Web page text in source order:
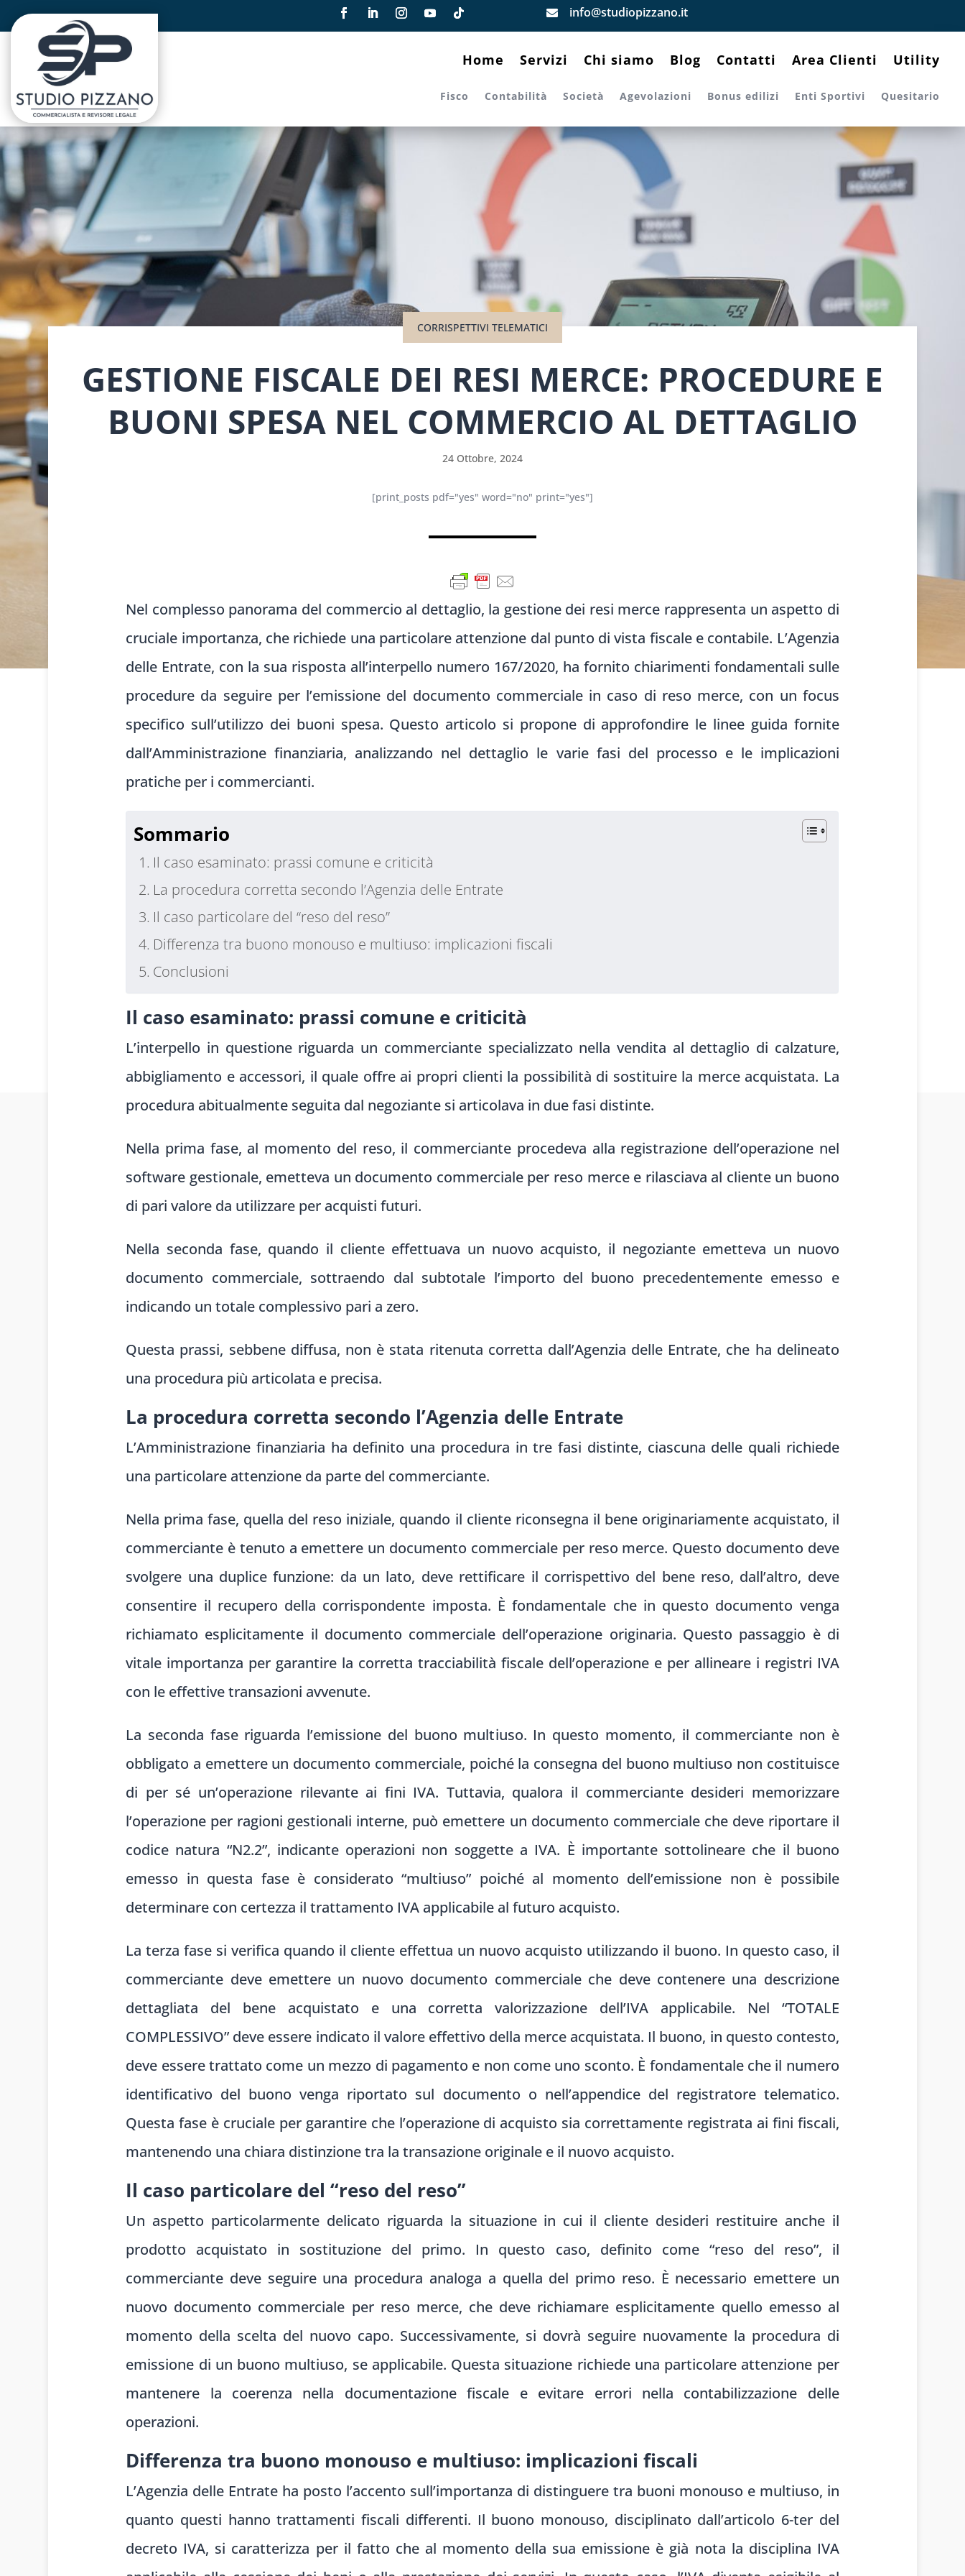
 info@studiopizzano.it
Home Servizi Chi siamo Blog Contatti Area Clienti Utility
Fisco Contabilità Società Agevolazioni Bonus edilizi Enti Sportivi Quesitario
CORRISPETTIVI TELEMATICI
GESTIONE FISCALE DEI RESI MERCE: PROCEDURE E
BUONI SPESA NEL COMMERCIO AL DETTAGLIO
24 Ottobre, 2024
[print_posts pdf="yes" word="no" print="yes"]
Nel complesso panorama del commercio al dettaglio, la gestione dei resi merce rappresenta un aspetto di
cruciale importanza, che richiede una particolare attenzione dal punto di vista fiscale e contabile. L’Agenzia
delle Entrate, con la sua risposta all’interpello numero 167/2020, ha fornito chiarimenti fondamentali sulle
procedure da seguire per l’emissione del documento commerciale in caso di reso merce, con un focus
specifico sull’utilizzo dei buoni spesa. Questo articolo si propone di approfondire le linee guida fornite
dall’Amministrazione finanziaria, analizzando nel dettaglio le varie fasi del processo e le implicazioni
pratiche per i commercianti.
Sommario
Il caso esaminato: prassi comune e criticità
La procedura corretta secondo l’Agenzia delle Entrate
Il caso particolare del “reso del reso”
Differenza tra buono monouso e multiuso: implicazioni fiscali
Conclusioni
Il caso esaminato: prassi comune e criticità
L’interpello in questione riguarda un commerciante specializzato nella vendita al dettaglio di calzature,
abbigliamento e accessori, il quale offre ai propri clienti la possibilità di sostituire la merce acquistata. La
procedura abitualmente seguita dal negoziante si articolava in due fasi distinte.
Nella prima fase, al momento del reso, il commerciante procedeva alla registrazione dell’operazione nel
software gestionale, emetteva un documento commerciale per reso merce e rilasciava al cliente un buono
di pari valore da utilizzare per acquisti futuri.
Nella seconda fase, quando il cliente effettuava un nuovo acquisto, il negoziante emetteva un nuovo
documento commerciale, sottraendo dal subtotale l’importo del buono precedentemente emesso e
indicando un totale complessivo pari a zero.
Questa prassi, sebbene diffusa, non è stata ritenuta corretta dall’Agenzia delle Entrate, che ha delineato
una procedura più articolata e precisa.
La procedura corretta secondo l’Agenzia delle Entrate
L’Amministrazione finanziaria ha definito una procedura in tre fasi distinte, ciascuna delle quali richiede
una particolare attenzione da parte del commerciante.
Nella prima fase, quella del reso iniziale, quando il cliente riconsegna il bene originariamente acquistato, il
commerciante è tenuto a emettere un documento commerciale per reso merce. Questo documento deve
svolgere una duplice funzione: da un lato, deve rettificare il corrispettivo del bene reso, dall’altro, deve
consentire il recupero della corrispondente imposta. È fondamentale che in questo documento venga
richiamato esplicitamente il documento commerciale dell’operazione originaria. Questo passaggio è di
vitale importanza per garantire la corretta tracciabilità fiscale dell’operazione e per allineare i registri IVA
con le effettive transazioni avvenute.
La seconda fase riguarda l’emissione del buono multiuso. In questo momento, il commerciante non è
obbligato a emettere un documento commerciale, poiché la consegna del buono multiuso non costituisce
di per sé un’operazione rilevante ai fini IVA. Tuttavia, qualora il commerciante desideri memorizzare
l’operazione per ragioni gestionali interne, può emettere un documento commerciale che deve riportare il
codice natura “N2.2”, indicante operazioni non soggette a IVA. È importante sottolineare che il buono
emesso in questa fase è considerato “multiuso” poiché al momento dell’emissione non è possibile
determinare con certezza il trattamento IVA applicabile al futuro acquisto.
La terza fase si verifica quando il cliente effettua un nuovo acquisto utilizzando il buono. In questo caso, il
commerciante deve emettere un nuovo documento commerciale che deve contenere una descrizione
dettagliata del bene acquistato e una corretta valorizzazione dell’IVA applicabile. Nel “TOTALE
COMPLESSIVO” deve essere indicato il valore effettivo della merce acquistata. Il buono, in questo contesto,
deve essere trattato come un mezzo di pagamento e non come uno sconto. È fondamentale che il numero
identificativo del buono venga riportato sul documento o nell’appendice del registratore telematico.
Questa fase è cruciale per garantire che l’operazione di acquisto sia correttamente registrata ai fini fiscali,
mantenendo una chiara distinzione tra la transazione originale e il nuovo acquisto.
Il caso particolare del “reso del reso”
Un aspetto particolarmente delicato riguarda la situazione in cui il cliente desideri restituire anche il
prodotto acquistato in sostituzione del primo. In questo caso, definito come “reso del reso”, il
commerciante deve seguire una procedura analoga a quella del primo reso. È necessario emettere un
nuovo documento commerciale per reso merce, che deve richiamare esplicitamente quello emesso al
momento della scelta del nuovo capo. Successivamente, si dovrà seguire nuovamente la procedura di
emissione di un buono multiuso, se applicabile. Questa situazione richiede una particolare attenzione per
mantenere la coerenza nella documentazione fiscale e evitare errori nella contabilizzazione delle
operazioni.
Differenza tra buono monouso e multiuso: implicazioni fiscali
L’Agenzia delle Entrate ha posto l’accento sull’importanza di distinguere tra buoni monouso e multiuso, in
quanto questi hanno trattamenti fiscali differenti. Il buono monouso, disciplinato dall’articolo 6-ter del
decreto IVA, si caratterizza per il fatto che al momento della sua emissione è già nota la disciplina IVA